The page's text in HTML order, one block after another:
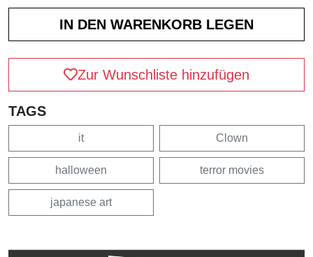
Zur Wunschliste hinzufügen
TAGS
it Clown
halloween terror movies
japanese art